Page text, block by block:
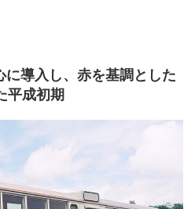
導入し、赤を基調とした
平成初期